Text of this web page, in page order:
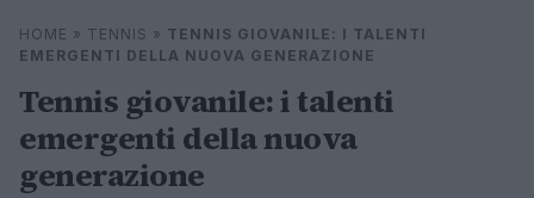
Cerca
HOME » TENNIS » TENNIS GIOVANILE: I TALENTI
EMERGENTI DELLA NUOVA GENERAZIONE
Tennis giovanile: i talenti
emergenti della nuova
generazione